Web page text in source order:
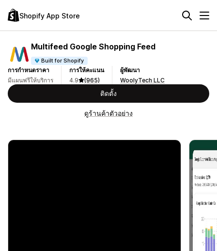
Shopify App Store
Multifeed Google Shopping Feed
Built for Shopify
การกำหนดราคา
มีแผนฟรีให้บริการ
การให้คะแนน
4.9
(965)
ผู้พัฒนา
WoolyTech LLC
ติดตั้ง
ดูร้านค้าตัวอย่าง